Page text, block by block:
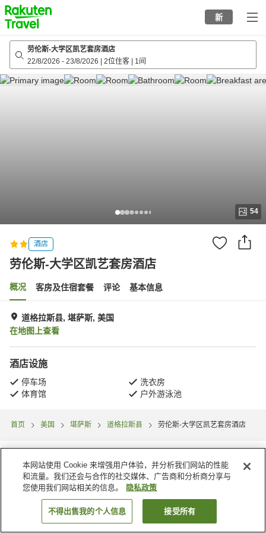
to
top
page
新
劳伦斯-大学区凯艺套房酒店
22/8/2026 - 23/8/2026 2位住客 1间
54
酒店
劳伦斯-大学区凯艺套房酒店
概况 客房及住宿套餐 评论 基本信息
道格拉斯县, 堪萨斯, 美国
在地图上查看
酒店设施
停车场
洗衣房
体育馆
户外游泳池
首页 美国 堪萨斯 道格拉斯县 劳伦斯-大学区凯艺套房酒店
搜索客房
本网站使用 Cookie 来增强用户体验，并分析我们网站的性能
和流量。我们还会与合作的社交媒体、广告商和分析商分享与
您使用我们网站相关的信息。
隐私政策
不得出售我的个人信息 接受所有